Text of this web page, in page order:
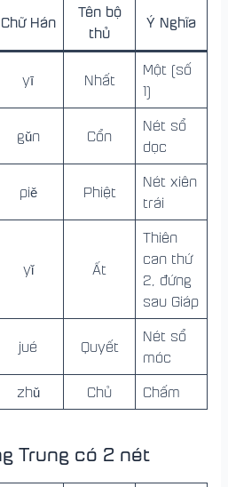
Chữ Hán
Tên bộ
thủ
Ý Nghĩa
yī Nhất
Một (số
1)
gǔn Cổn
Nét sổ
dọc
piě Phiệt
Nét xiên
trái
yǐ Ất
Thiên
can thứ
2, đứng
sau Giáp
jué Quyết
Nét sổ
móc
zhǔ Chủ Chấm
Trung có 2 nét